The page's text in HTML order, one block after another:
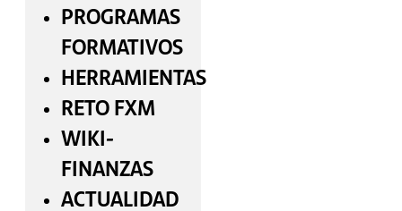
PROGRAMAS
FORMATIVOS
HERRAMIENTAS
RETO FXM
WIKI-
FINANZAS
ACTUALIDAD